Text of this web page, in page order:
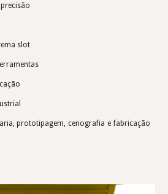
slot
prototipagem, cenografia e fabricação